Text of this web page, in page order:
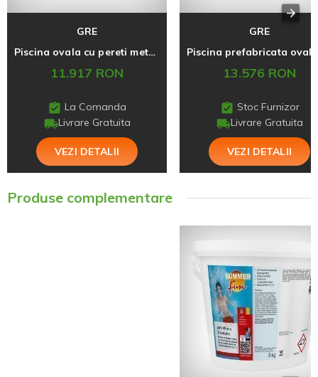
GRE
Piscina ovala cu pereti metalici albi 730 x 375 h 120 cm
11.917 RON
La Comanda
Livrare Gratuita
VEZI DETALII
GRE
13.576 RON
Stoc Furnizor
Livrare Gratuita
VEZI DETALII
Produse complementare